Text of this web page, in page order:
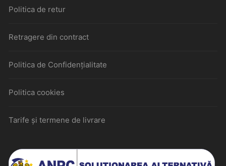
Politica de retur
Retragere din contract
Politica de Confidențialitate
Politica cookies
Tarife și termene de livrare